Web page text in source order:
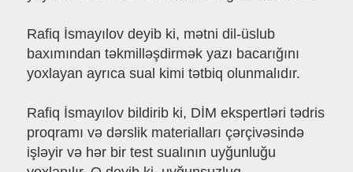
Rafiq İsmayılov deyib ki, mətni dil-üslub
baxımından təkmilləşdirmək yazı bacarığını
yoxlayan ayrıca sual kimi tətbiq olunmalıdır.
Rafiq İsmayılov bildirib ki, DİM ekspertləri tədris
proqramı və dərslik materialları çərçivəsində
işləyir və hər bir test sualının uyğunluğu